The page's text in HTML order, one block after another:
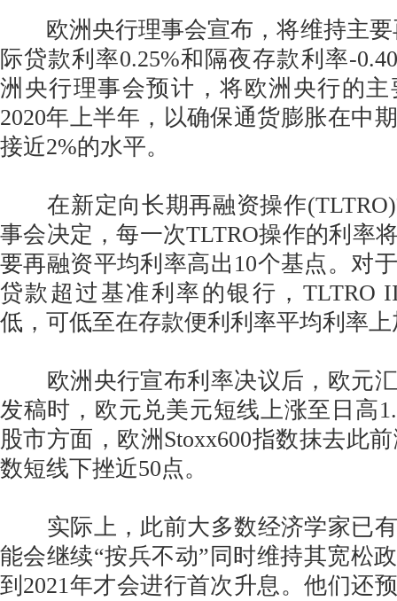
欧洲央行理事会宣布，将维持主要
际贷款利率0.25%和隔夜存款利率-
洲央行理事会预计，将欧洲央行的
2020年上半年，以确保通货膨胀在中
接近2%的水平。
在新定向长期再融资操作(TLTRO)
事会决定，每一次TLTRO操作的利率
要再融资平均利率高出10个基点。对
贷款超过基准利率的银行，TLTRO
低，可低至在存款便利利率平均利率
欧洲央行宣布利率决议后，欧元汇
发稿时，欧元兑美元短线上涨至日高
股市方面，欧洲Stoxx600指数抹去此
数短线下挫近50点。
实际上，此前大多数经济学家已有
能会继续“按兵不动”同时维持其宽松
到2021年才会进行首次升息。他们还